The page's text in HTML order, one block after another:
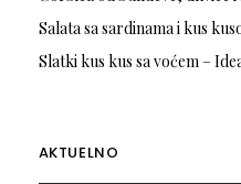
Salata sa sardinama i kus
Slatki kus kus sa voćem –
AKTUELNO